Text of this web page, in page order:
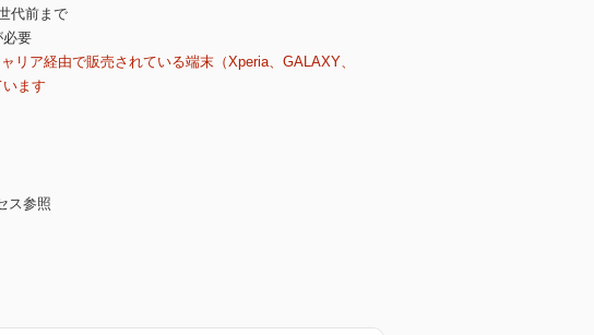
代前まで
必要
ア経由で販売されている端末（Xperia、GALAXY、
ます
ス参照